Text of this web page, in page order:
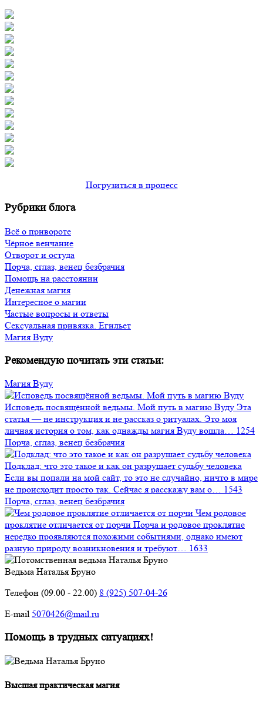
Погрузиться в процесс
Рубрики блога
Всё о привороте
Чёрное венчание
Отворот и остуда
Порча, сглаз, венец безбрачия
Помощь на расстоянии
Денежная магия
Интересное о магии
Частые вопросы и ответы
Сексуальная привязка. Егильет
Магия Вуду
Рекомендую почитать эти статьи:
Магия Вуду
Исповедь посвящённой ведьмы. Мой путь в магию Вуду Эта
статья — не инструкция и не рассказ о ритуалах. Это моя
личная история о том, как однажды магия Вуду вошла… 1254
Порча, сглаз, венец безбрачия
Подклад: что это такое и как он разрушает судьбу человека
Если вы попали на мой сайт, то это не случайно, ничто в мире
не происходит просто так. Сейчас я расскажу вам о… 1543
Порча, сглаз, венец безбрачия
Чем родовое
проклятие отличается от порчи Порча и родовое проклятие
нередко проявляются похожими событиями, однако имеют
разную природу возникновения и требуют… 1633
Ведьма Наталья Бруно
Телефон (09.00 - 22.00) 8 (925) 507-04-26
E-mail 5070426@mail.ru
Помощь в трудных ситуациях!
Высшая практическая магия